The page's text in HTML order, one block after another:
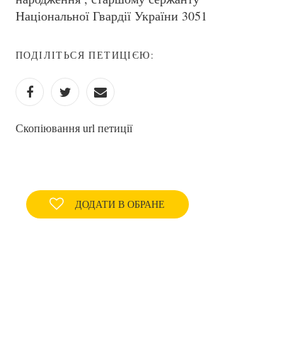
Національної Гвардії України 3051
ПОДІЛІТЬСЯ ПЕТИЦІЄЮ:
Скопіювання url петиції
ДОДАТИ В ОБРАНЕ